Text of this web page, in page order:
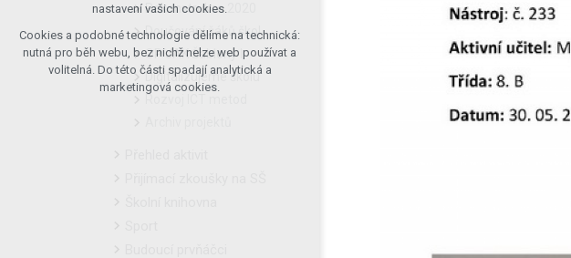
Rekonstrukce 2020
Doučování žáků škol
OP JAK Šablony I
Digitalizujeme školu
Přijmout všechny cookies
Odmítnout vše
nastavení vašich cookies.
Cookies a podobné technologie dělíme na technická:
nutná pro běh webu, bez nichž nelze web používat a
volitelná. Do této části spadají analytická a
marketingová cookies.